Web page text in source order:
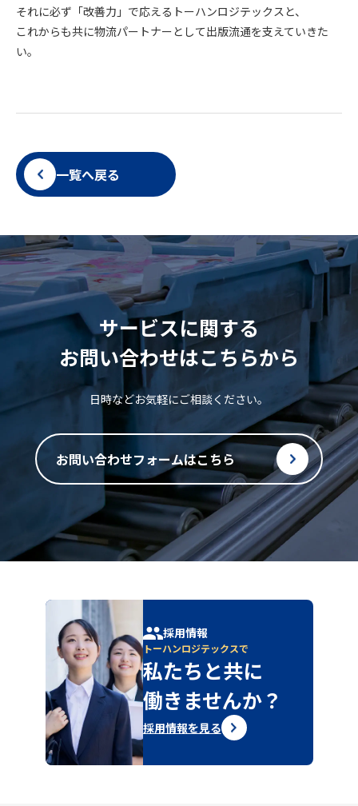
それに必ず「改善力」で応えるトーハンロジテックスと、
これからも共に物流パートナーとして出版流通を支えていきた
い。
一覧へ戻る
サービスに関する
お問い合わせはこちらから
日時などお気軽にご相談ください。
お問い合わせフォームはこちら
採用情報
トーハンロジテックスで
私たちと共に
働きませんか？
採用情報を見る